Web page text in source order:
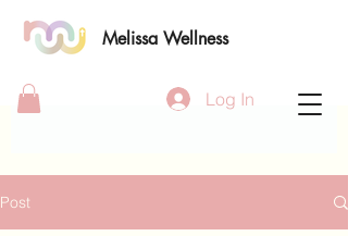
Melissa Wellness
Log In
Post